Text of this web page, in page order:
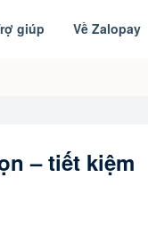
giúp Về Zalopay
– tiết kiệm